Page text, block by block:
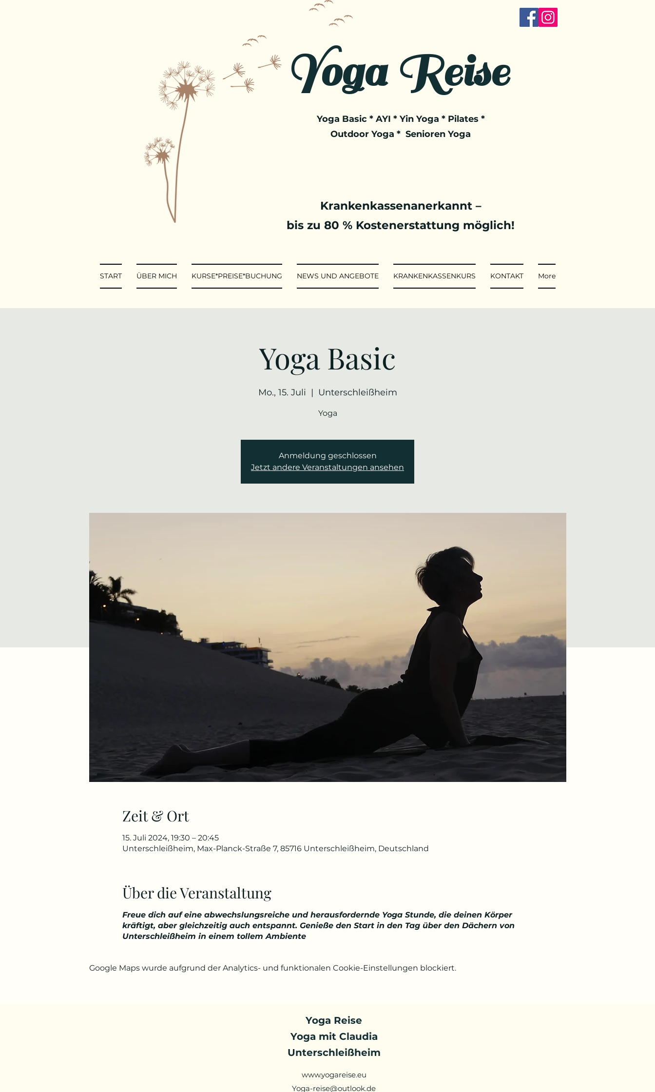
Yoga Reise
Yoga Basic * AYI * Yin Yoga * Pilates *
Outdoor Yoga * Senioren Yoga
Krankenkassenanerkannt –
bis zu 80 % Kostenerstattung möglich!
START ÜBER MICH KURSE*PREISE*BUCHUNG NEWS UND ANGEBOTE KRANKENKASSENKURS KONTAKT More
Yoga Basic
Mo., 15. Juli
  |
Unterschleißheim
Yoga
Anmeldung geschlossen
Jetzt andere Veranstaltungen ansehen
Zeit & Ort
15. Juli 2024, 19:30 – 20:45
Unterschleißheim, Max-Planck-Straße 7, 85716 Unterschleißheim, Deutschland
Über die Veranstaltung
Freue dich auf eine abwechslungsreiche und herausfordernde Yoga Stunde, die deinen Körper
kräftigt, aber gleichzeitig auch entspannt. Genieße den Start in den Tag über den Dächern von
Unterschleißheim in einem tollem Ambiente
Google Maps wurde aufgrund der Analytics- und funktionalen Cookie-Einstellungen blockiert.
Yoga Reise
Yoga mit Claudia
Unterschleißheim
www.yogareise.eu
Yoga-reise@outlook.de